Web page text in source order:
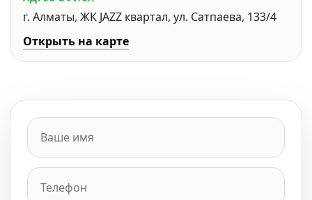
г. Алматы, ЖК JAZZ квартал, ул. Сатпаева, 133/4
Открыть на карте